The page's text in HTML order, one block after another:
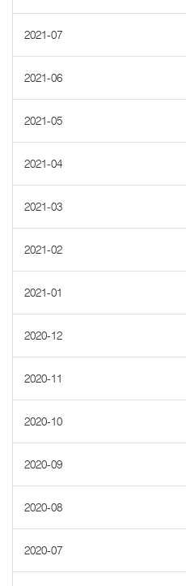
2021-07
2021-06
2021-05
2021-04
2021-03
2021-02
2021-01
2020-12
2020-11
2020-10
2020-09
2020-08
2020-07